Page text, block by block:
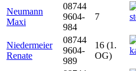
Neumann
Maxi
08744
9604-
984
7
Niedermeier
Renate
08744
9604-
989
16 (1.
OG)